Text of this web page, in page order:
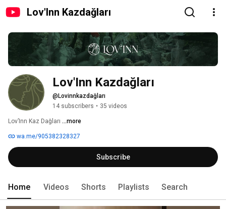
Lov'Inn Kazdağları
Lov'Inn Kazdağları
@Lovinnkazdağları
14 subscribers • 35 videos
Lov’Inn Kaz Dağları ...more
wa.me/905382328327
Subscribe
Home Videos Shorts Playlists Search